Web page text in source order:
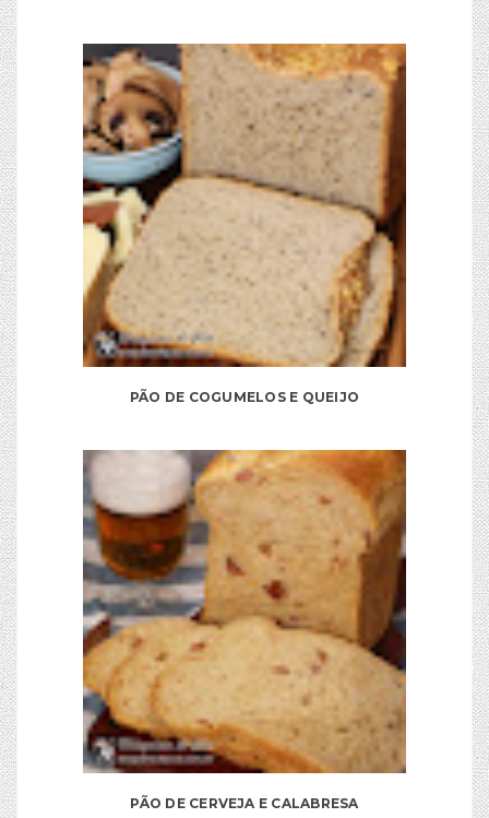
PÃO DE COGUMELOS E QUEIJO
PÃO DE CERVEJA E CALABRESA